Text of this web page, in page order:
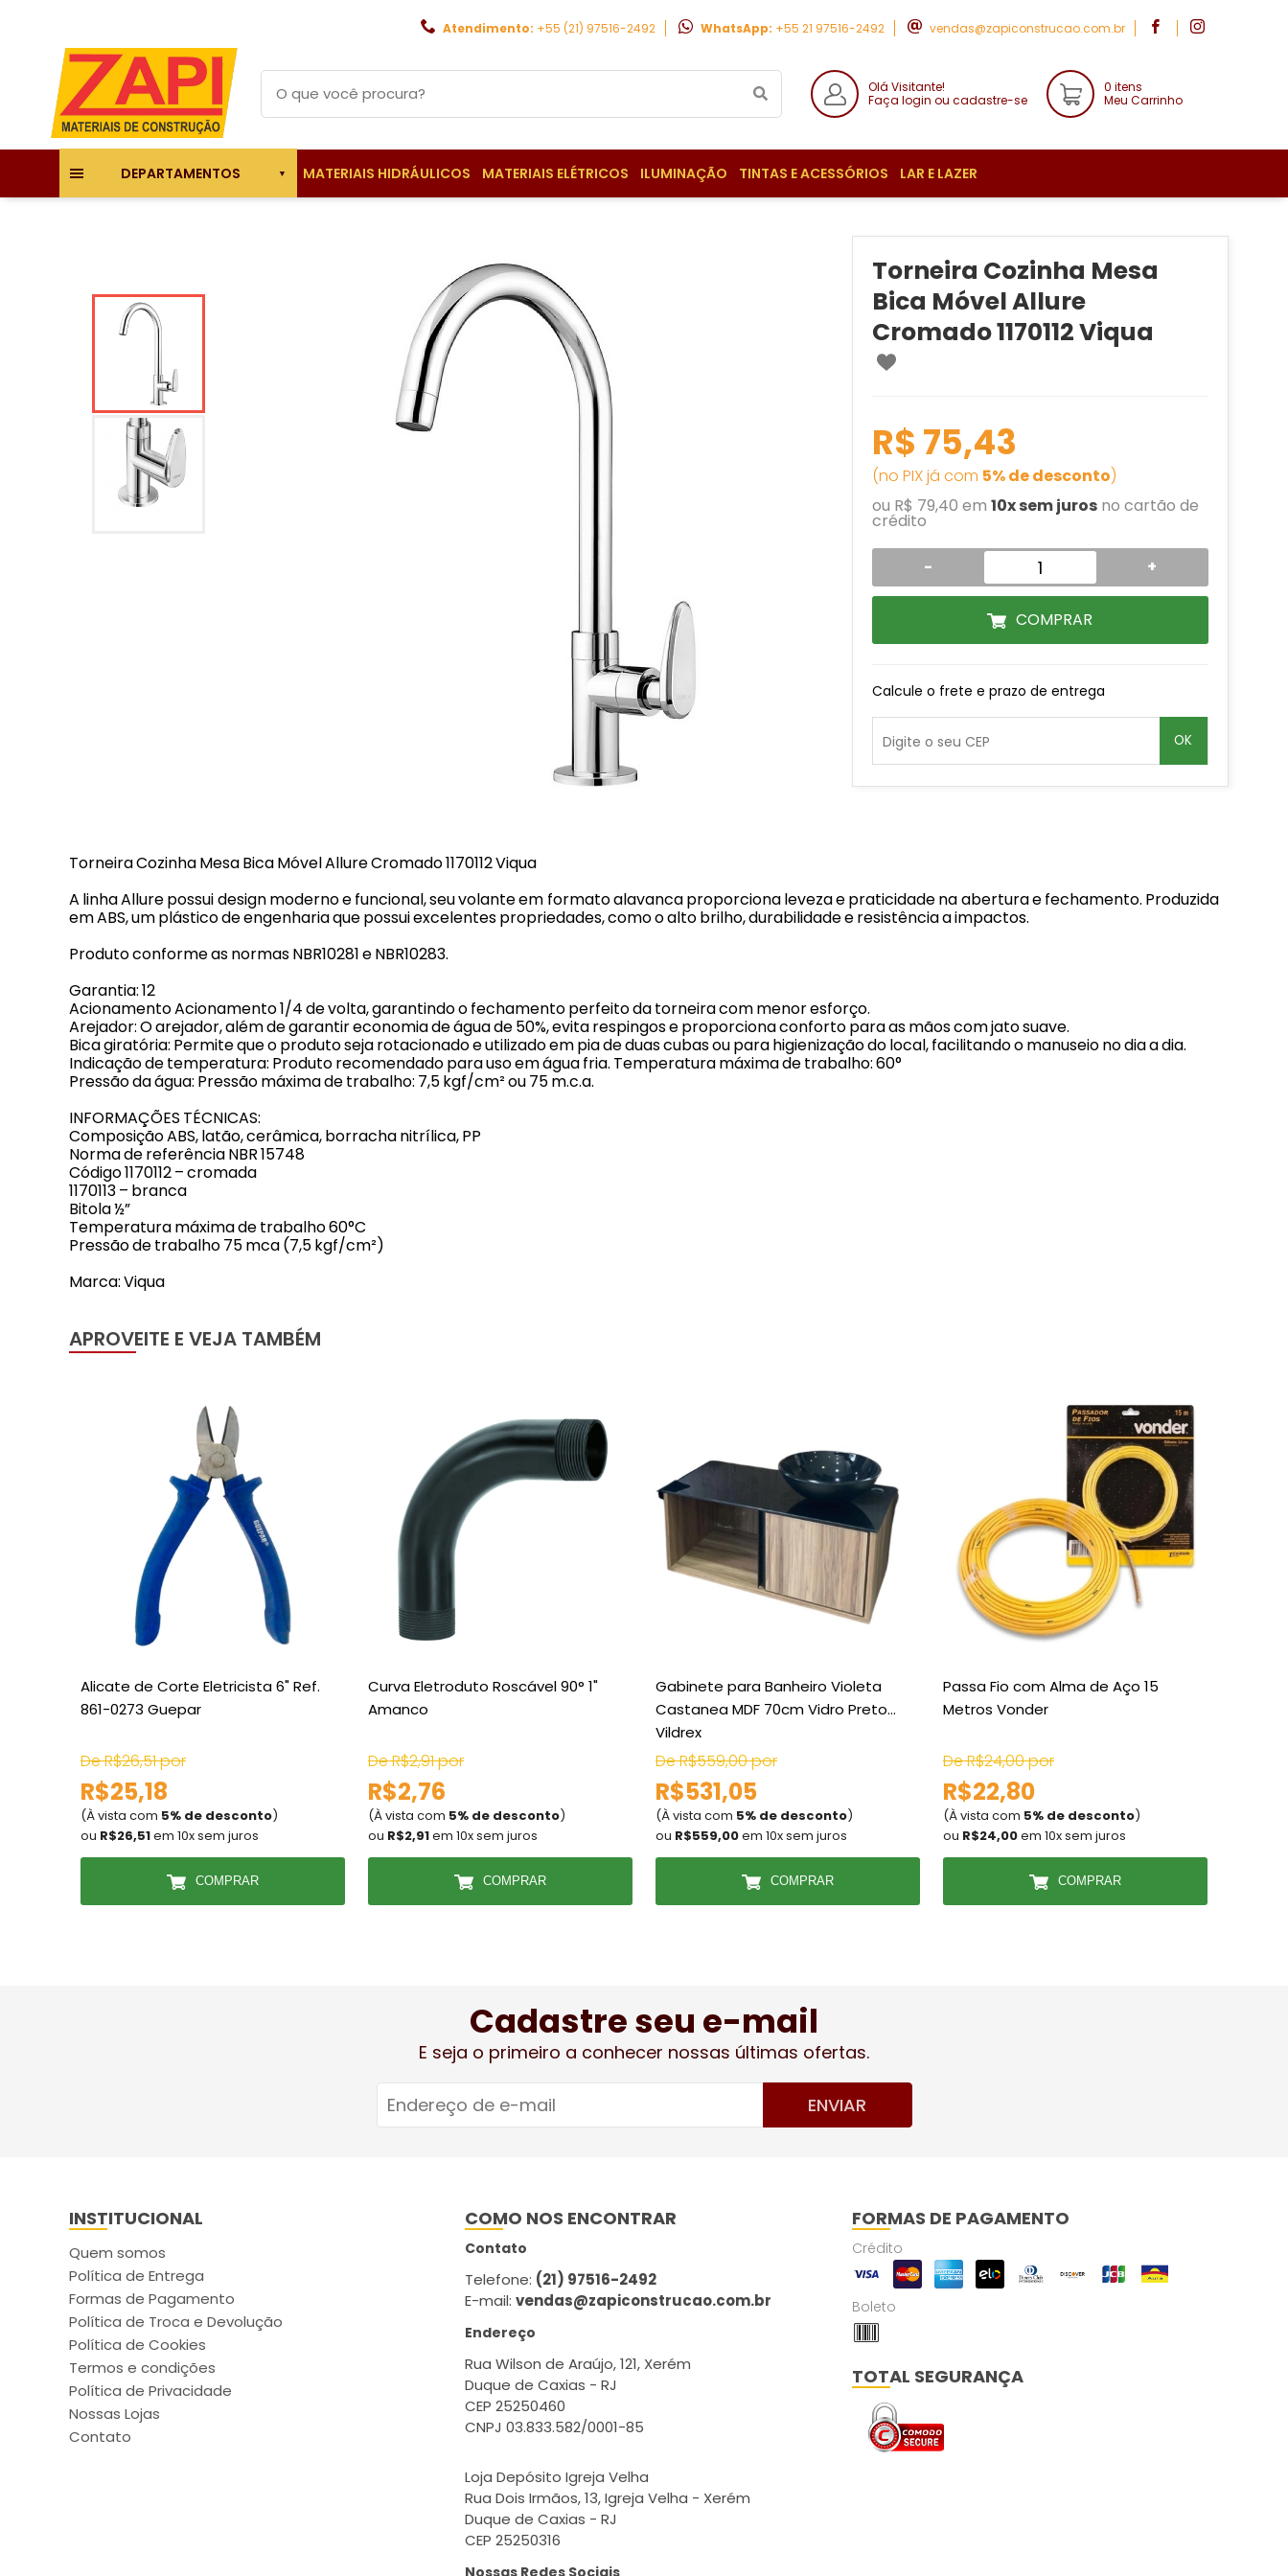
Atendimento: +55 (21) 97516-2492 WhatsApp: +55 21 97516-2492 vendas@zapiconstrucao.com.br
Olá Visitante!
Faça login ou cadastre-se
0 itens
Meu Carrinho
DEPARTAMENTOS MATERIAIS HIDRÁULICOS MATERIAIS ELÉTRICOS ILUMINAÇÃO TINTAS E ACESSÓRIOS LAR E LAZER
Torneira Cozinha Mesa
Bica Móvel Allure
Cromado 1170112 Viqua
R$ 75,43
(no PIX já com 5% de desconto)
ou R$ 79,40 em 10x sem jurosno cartão de
crédito
- +
COMPRAR
Calcule o frete e prazo de entrega
OK
Torneira Cozinha Mesa Bica Móvel Allure Cromado 1170112 Viqua
A linha Allure possui design moderno e funcional, seu volante em formato alavanca proporciona leveza e praticidade na abertura e fechamento. Produzida
em ABS, um plástico de engenharia que possui excelentes propriedades, como o alto brilho, durabilidade e resistência a impactos.
Produto conforme as normas NBR10281 e NBR10283.
Garantia: 12
Acionamento Acionamento 1/4 de volta, garantindo o fechamento perfeito da torneira com menor esforço.
Arejador: O arejador, além de garantir economia de água de 50%, evita respingos e proporciona conforto para as mãos com jato suave.
Bica giratória: Permite que o produto seja rotacionado e utilizado em pia de duas cubas ou para higienização do local, facilitando o manuseio no dia a dia.
Indicação de temperatura: Produto recomendado para uso em água fria. Temperatura máxima de trabalho: 60°
Pressão da água: Pressão máxima de trabalho: 7,5 kgf/cm² ou 75 m.c.a.
INFORMAÇÕES TÉCNICAS:
Composição ABS, latão, cerâmica, borracha nitrílica, PP
Norma de referência NBR 15748
Código 1170112 – cromada
1170113 – branca
Bitola ½”
Temperatura máxima de trabalho 60°C
Pressão de trabalho 75 mca (7,5 kgf/cm²)
Marca: Viqua
APROVEITE E VEJA TAMBÉM
Alicate de Corte Eletricista 6" Ref.
861-0273 Guepar
De R$26,51 por
R$25,18
(À vista com 5% de desconto)
ou R$26,51em 10x sem juros
COMPRAR
Curva Eletroduto Roscável 90° 1"
Amanco
De R$2,91 por
R$2,76
(À vista com 5% de desconto)
ou R$2,91em 10x sem juros
COMPRAR
Gabinete para Banheiro Violeta
Castanea MDF 70cm Vidro Preto
Vildrex
De R$559,00 por
R$531,05
(À vista com 5% de desconto)
ou R$559,00em 10x sem juros
COMPRAR
Passa Fio com Alma de Aço 15
Metros Vonder
De R$24,00 por
R$22,80
(À vista com 5% de desconto)
ou R$24,00em 10x sem juros
COMPRAR
Cadastre seu e-mail
E seja o primeiro a conhecer nossas últimas ofertas.
ENVIAR
INSTITUCIONAL
Quem somos
Política de Entrega
Formas de Pagamento
Política de Troca e Devolução
Política de Cookies
Termos e condições
Política de Privacidade
Nossas Lojas
Contato
COMO NOS ENCONTRAR
Contato
Telefone: (21) 97516-2492
E-mail:vendas@zapiconstrucao.com.br
Endereço
Rua Wilson de Araújo, 121, Xerém
Duque de Caxias - RJ
CEP 25250460
CNPJ 03.833.582/0001-85
Loja Depósito Igreja Velha
Rua Dois Irmãos, 13, Igreja Velha - Xerém
Duque de Caxias - RJ
CEP 25250316
Nossas Redes Sociais
FORMAS DE PAGAMENTO
Crédito
Boleto
TOTAL SEGURANÇA